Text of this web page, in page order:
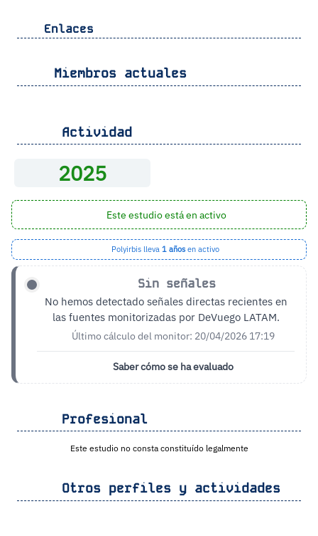
Enlaces
Miembros actuales
Actividad
2025
Este estudio está en activo
Polyirbis lleva 1 añosen activo
Sin señales
No hemos detectado señales directas recientes en
las fuentes monitorizadas por DeVuego LATAM.
Último cálculo del monitor: 20/04/2026 17:19
Saber cómo se ha evaluado
Profesional
Este estudio no consta constituído legalmente
Otros perfiles y actividades